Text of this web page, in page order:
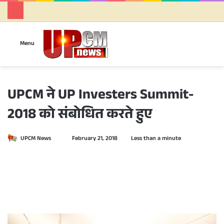
Menu
UPCM ने UP Investers Summit-
2018 को संबोधित करते हुए
UPCM News
e
February 21, 2018 Less than a minute